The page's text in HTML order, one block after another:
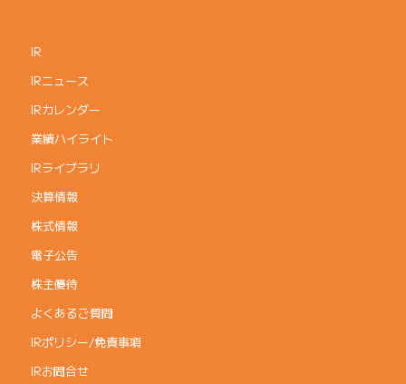
IR
IRニュース
IRカレンダー
業績ハイライト
IRライブラリ
決算情報
株式情報
電子公告
株主優待
よくあるご質問
IRポリシー/免責事項
IRお問合せ